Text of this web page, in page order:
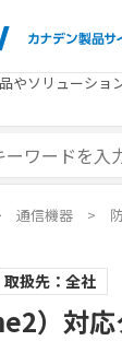
やソリューショ
通信機器
取扱先：全社
）対